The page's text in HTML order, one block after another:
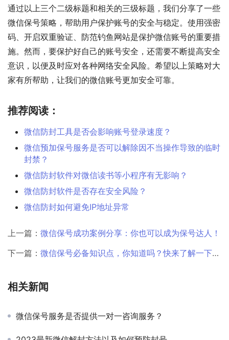
通过以上三个二级标题和相关的三级标题，我们分享了一些
微信保号策略，帮助用户保护账号的安全与稳定。使用强密
码、开启双重验证、防范钓鱼网站是保护微信账号的重要措
施。然而，要保护好自己的账号安全，还需要不断提高安全
意识，以便及时应对各种网络安全风险。希望以上策略对大
家有所帮助，让我们的微信账号更加安全可靠。
推荐阅读：
微信防封工具是否会影响账号登录速度？
微信预加保号服务是否可以解除因不当操作导致的临时
封禁？
微信防封软件对微信读书等小程序有无影响？
微信防封软件是否存在安全风险？
微信防封如何避免IP地址异常
上一篇： 微信保号成功案例分享：你也可以成为保号达人！
下一篇： 微信保号必备知识点，你知道吗？快来了解一下吧！
相关新闻
微信保号服务是否提供一对一咨询服务？